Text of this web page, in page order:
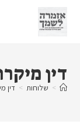
content
דין
> שלוחות > דין